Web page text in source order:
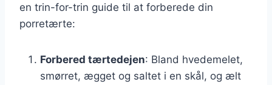
en trin-for-trin guide til at forberede din
porretærte:
Forbered tærtedejen: Bland hvedemelet,
smørret, ægget og saltet i en skål, og ælt